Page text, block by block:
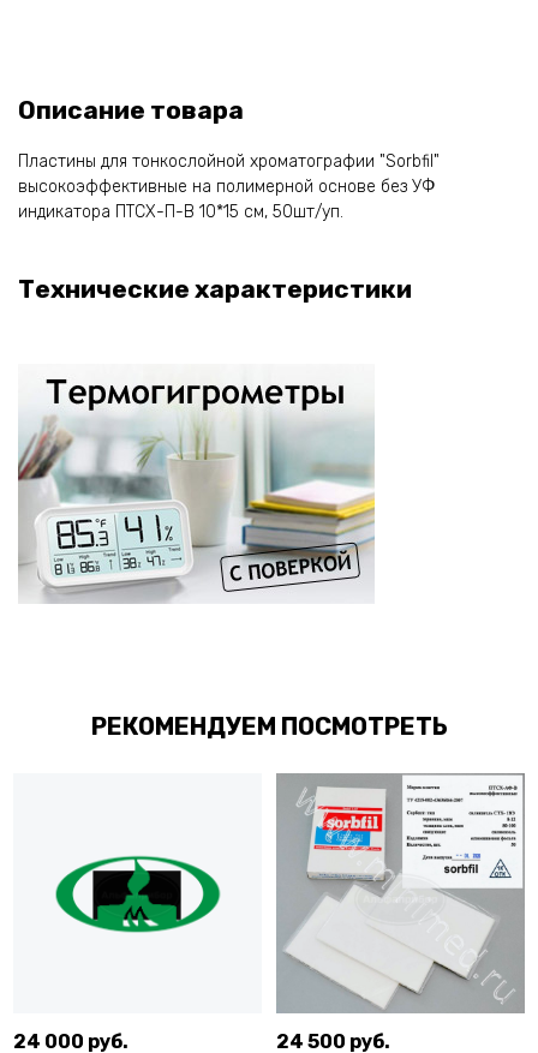
Описание товара
Пластины для тонкослойной хроматографии "Sorbfil"
высокоэффективные на полимерной основе без УФ
индикатора ПТСХ-П-В 10*15 см, 50шт/уп.
Технические характеристики
РЕКОМЕНДУЕМ ПОСМОТРЕТЬ
24 000 руб. 24 500 руб.